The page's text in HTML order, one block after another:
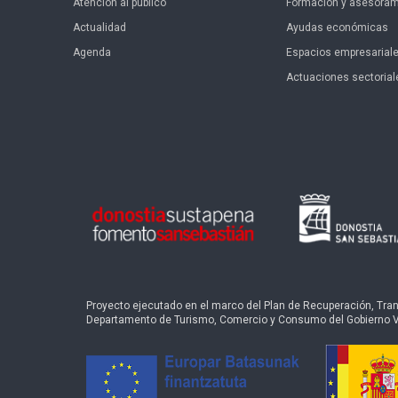
Actualidad
Agenda
Ayudas económicas
Espacios
Actuaciones
Proyecto ejecutado en el marco del Plan de Recuperación,
Departamento de Turismo, Comercio y Consumo del Gobierno